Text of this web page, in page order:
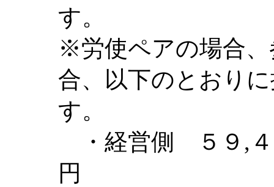
す。
※労使ペアの場合
合、以下のとおり
す。
・経営側 ５９,
円